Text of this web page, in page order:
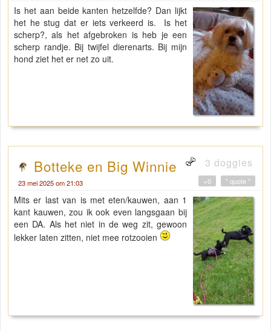
Is het aan beide kanten hetzelfde? Dan lijkt
het he stug dat er iets verkeerd is. Is het
scherp?, als het afgebroken is heb je een
scherp randje. Bij twijfel dierenarts. Bij mijn
hond ziet het er net zo uit.
Botteke en Big Winnie 3 doggies
23 mei 2025 om 21:03 " quote "
+0
Mits er last van is met eten/kauwen, aan 1
kant kauwen, zou ik ook even langsgaan bij
een DA. Als het niet in de weg zit, gewoon
lekker laten zitten, niet mee rotzooien